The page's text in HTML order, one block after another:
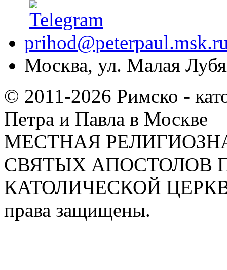
Москва, ул. Малая
© 2011-2026 Римско -
Петра и Павла в Москве
МЕСТНАЯ
СВЯТЫХ АПОСТОЛОВ
КАТОЛИЧЕСКОЙ
права защищены.